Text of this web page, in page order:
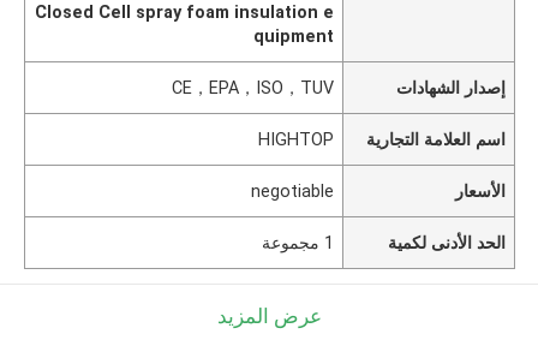
Closed Cell spray foam insulation e
quipment
إصدار الشهادات CE，EPA，ISO，TUV
اسم العلامة التجارية HIGHTOP
الأسعار negotiable
الحد الأدنى لكمية 1 مجموعة
عرض المزيد